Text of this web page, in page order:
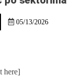
05/13/2026
here]